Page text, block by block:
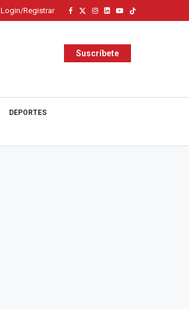
Login/Registrar
Suscríbete
DEPORTES